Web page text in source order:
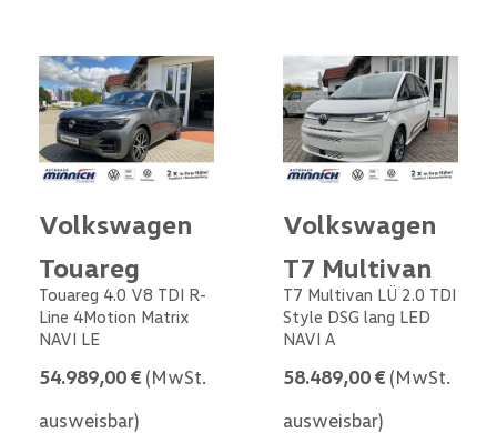
Volkswagen
Touareg
Touareg 4.0 V8 TDI R-
Line 4Motion Matrix
NAVI LE
54.989,00 € (MwSt.
ausweisbar)
Volkswagen
T7 Multivan
T7 Multivan LÜ 2.0 TDI
Style DSG lang LED
NAVI A
58.489,00 € (MwSt.
ausweisbar)